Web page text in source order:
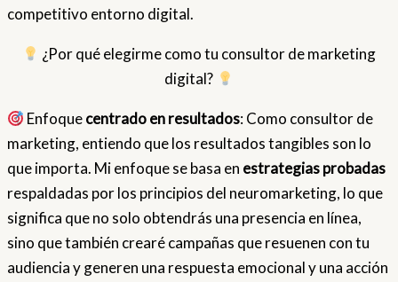
competitivo entorno digital.
¿Por qué elegirme como tu consultor de marketing
digital?
Enfoquecentrado en resultados: Como consultor de
marketing, entiendo que los resultados tangibles son lo
que importa. Mi enfoque se basa en estrategias probadas
respaldadas por los principios del neuromarketing, lo que
significa que no solo obtendrás una presencia en línea,
sino que también crearé campañas que resuenen con tu
audiencia y generen una respuesta emocional y una acción